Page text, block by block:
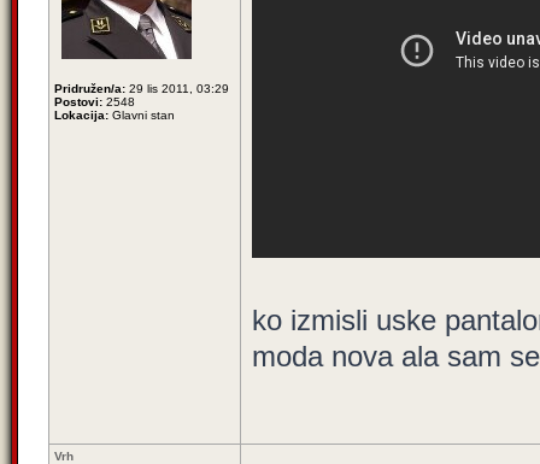
Pridružen/a: 29 lis 2011, 03:29
Postovi: 2548
Lokacija: Glavni stan
ko izmisli uske
moda nova ala sam
Vrh